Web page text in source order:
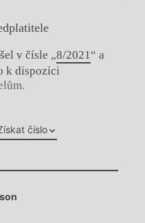
v čísle „8/2021“ a
k dispozici
číslo